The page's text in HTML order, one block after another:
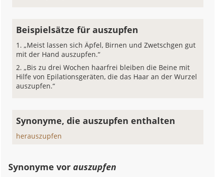
Beispielsätze für auszupfen
„Meist lassen sich Äpfel, Birnen und Zwetschgen gut
mit der Hand auszupfen.“
„Bis zu drei Wochen haarfrei bleiben die Beine mit
Hilfe von Epilationsgeräten, die das Haar an der Wurzel
auszupfen.“
Synonyme, die auszupfen enthalten
herauszupfen
Synonyme vorauszupfen